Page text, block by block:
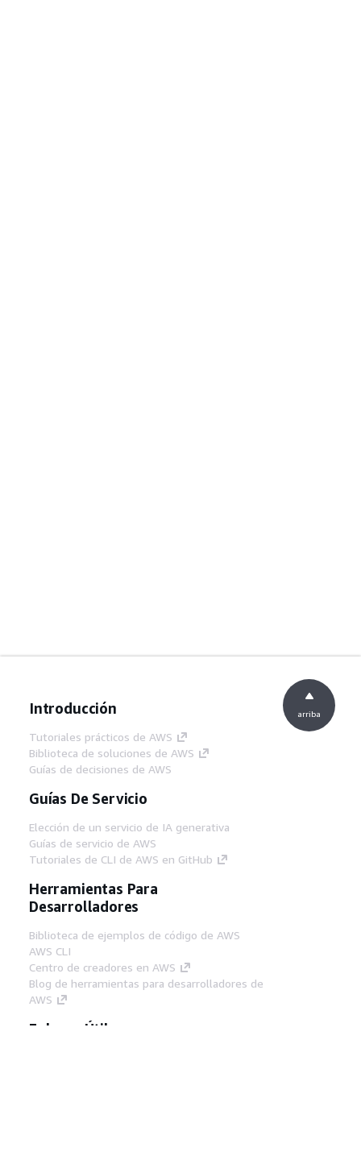
Introducción
Tutoriales prácticos de AWS
Biblioteca de soluciones de AWS
Guías de decisiones de AWS
Guías De Servicio
Elección de un servicio de IA generativa
Guías de servicio de AWS
Tutoriales de CLI de AWS en GitHub
Herramientas Para
Desarrolladores
Biblioteca de ejemplos de código de AWS
AWS CLI
Centro de creadores en AWS
Blog de herramientas para desarrolladores de
AWS
Enlaces Útiles
arriba